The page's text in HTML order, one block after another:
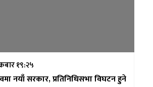
१९:२५
नयाँ सरकार, प्रतिनिधिसभा विघटन हुने